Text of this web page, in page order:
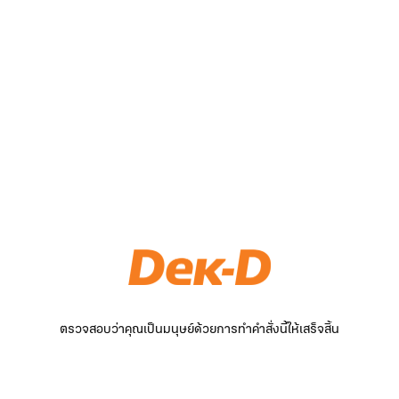
ตรวจสอบว่าคุณเป็นมนุษย์ด้วยการทำคำสั่งนี้ให้เสร็จสิ้น